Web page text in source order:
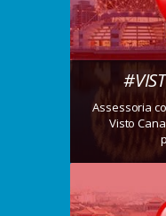
Assessoria
Visto